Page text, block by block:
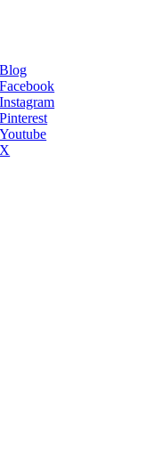
Blog
Facebook
Instagram
Pinterest
Youtube
X